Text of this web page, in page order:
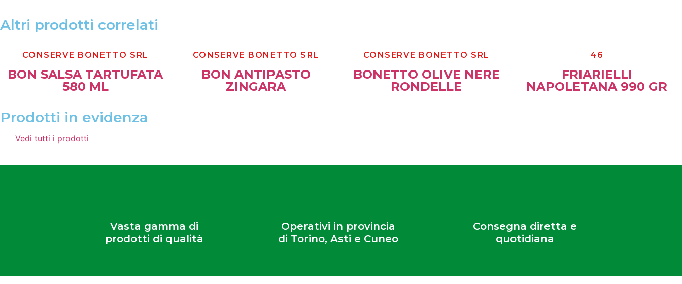
Altri prodotti correlati
CONSERVE BONETTO SRL
BON SALSA TARTUFATA
580 ML
CONSERVE BONETTO SRL
BON ANTIPASTO
ZINGARA
CONSERVE BONETTO SRL
BONETTO OLIVE NERE
RONDELLE
46
FRIARIELLI
NAPOLETANA 990 GR
Prodotti in evidenza
Vedi tutti i prodotti
Vasta gamma di
prodotti di qualità
Operativi in provincia
di Torino, Asti e Cuneo
Consegna diretta e
quotidiana